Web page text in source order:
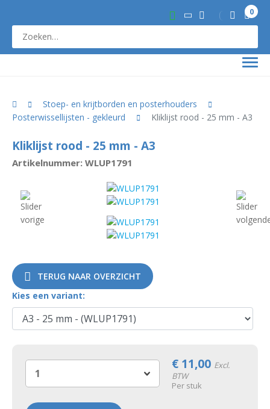
0
Stoep- en krijtborden en posterhouders
Posterwissellijsten - gekleurd
Kliklijst rood - 25 mm - A3
Kliklijst rood - 25 mm - A3
Artikelnummer: WLUP1791
TERUG NAAR OVERZICHT
Kies een variant:
€ 11,00 Excl.
BTW
Per stuk